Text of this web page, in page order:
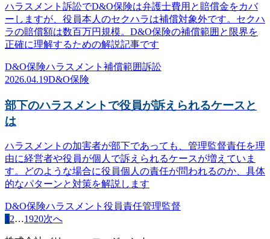
ハラスメント訴訟でD&O保険は弁護士費用と賠償金をカバ
ーしますが、役員本人のセクハラは補償対象外です。セクハ
ラの賠償額は数百万円規模。D&O保険の補償範囲と限界を
正確に理解するための解説記事です
D&O保険ハラスメント 補償範囲訴訟
2026.04.19D&O保険
部下のハラスメントで役員が訴えられるケースと
は
ハラスメントの加害者が部下であっても、管理監督責任を理
由に経営者や役員が個人で訴えられるケースが増えていま
す。どのような場合に役員個人の責任が問われるのか、具体
的なパターンと対策を解説します
D&O保険ハラスメント 役員責任管理監督
1 2…1920次へ